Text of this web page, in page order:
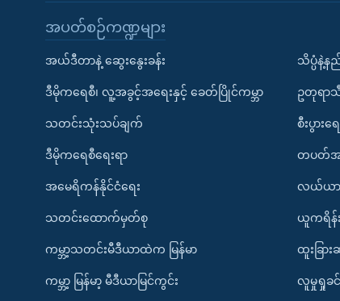
အပတ်စဉ်ကဏ္ဍများ
အယ်ဒီတာနဲ့ ဆွေးနွေးခန်း
ဒီမိုကရေစီ၊ လူ့အခွင့်အရေးနှင့် ခေတ်ပြိုင်ကမ္ဘာ
သတင်းသုံးသပ်ချက်
ဒီမိုကရေစီရေးရာ
အမေရိကန်နိုင်ငံရေး
သတင်းထောက်မှတ်စု
ကမ္ဘာ့သတင်းမီဒီယာထဲက မြန်မာ
ကမ္ဘာ့ မြန်မာ့ မီဒီယာမြင်ကွင်း
သိပ္ပံနဲ့န
ဥတုရာ
စီးပွားရေ
တပတ်အ
လယ်ယာစီ
ယူကရိန်း
ထူးခြား
လူမှုရှုခင်